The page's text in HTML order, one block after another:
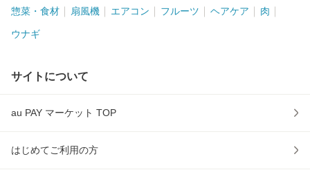
惣菜・食材 扇風機 エアコン フルーツ ヘアケア 肉
ウナギ
サイトについて
au PAY マーケット TOP
はじめてご利用の方